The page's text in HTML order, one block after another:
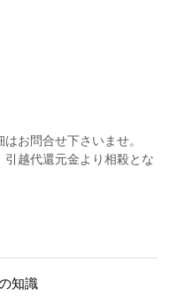
お問合せ下さいませ。
越代還元金より相殺とな
知識